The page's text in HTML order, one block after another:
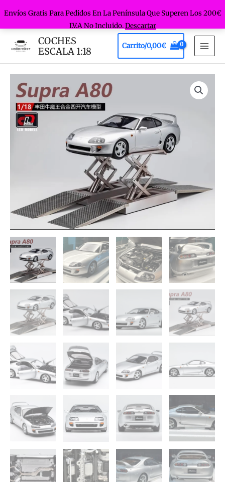
Envíos Gratis Para Pedidos En La Península Que Superen Los 200€
I.V.A No Incluido.Descartar
COCHES
ESCALA 1:18
Carrito/0,00€